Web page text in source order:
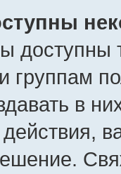
доступны
группам
в